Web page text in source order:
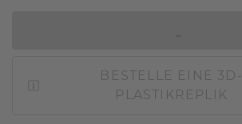
BESTELLE EINE 3D-
PLASTIKREPLIK